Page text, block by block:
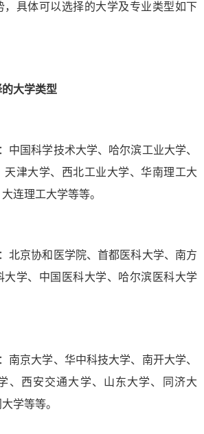
，具体可以选择的大学及专业类型如下
大学类型
中国科学技术大学、哈尔滨工业大学、
天津大学、西北工业大学、华南理工大
连理工大学等等。
北京协和医学院、首都医科大学、南方
大学、中国医科大学、哈尔滨医科大学
南京大学、华中科技大学、南开大学、
、西安交通大学、山东大学、同济大
学等等。